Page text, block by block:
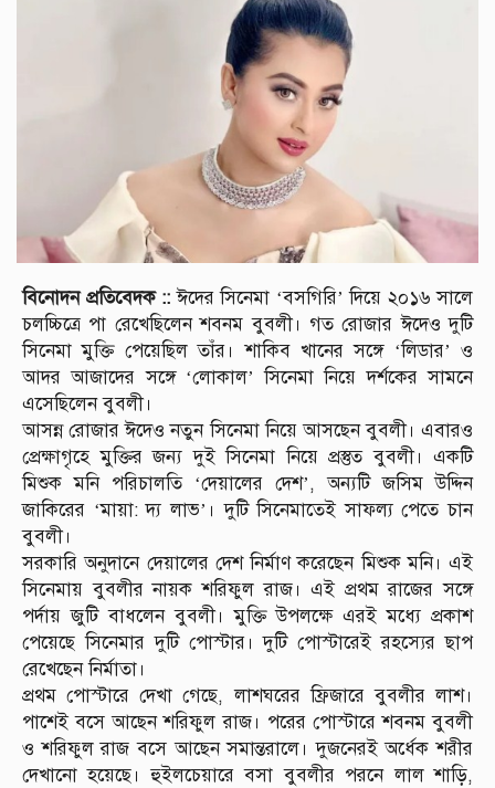
বিনোদন প্রতিবেদক :: ঈদের সিনেমা ‘বসগিরি’ দিয়ে ২০১৬ সালে
চলচ্চিত্রে পা রেখেছিলেন শবনম বুবলী। গত রোজার ঈদেও দুটি
সিনেমা মুক্তি পেয়েছিল তাঁর। শাকিব খানের সঙ্গে ‘লিডার’ ও
আদর আজাদের সঙ্গে ‘লোকাল’ সিনেমা নিয়ে দর্শকের সামনে
এসেছিলেন বুবলী।
আসন্ন রোজার ঈদেও নতুন সিনেমা নিয়ে আসছেন বুবলী। এবারও
প্রেক্ষাগৃহে মুক্তির জন্য দুই সিনেমা নিয়ে প্রস্তুত বুবলী। একটি
মিশুক মনি পরিচালতি ‘দেয়ালের দেশ’, অন্যটি জসিম উদ্দিন
জাকিরের ‘মায়া: দ্য লাভ’। দুটি সিনেমাতেই সাফল্য পেতে চান
বুবলী।
সরকারি অনুদানে দেয়ালের দেশ নির্মাণ করেছেন মিশুক মনি। এই
সিনেমায় বুবলীর নায়ক শরিফুল রাজ। এই প্রথম রাজের সঙ্গে
পর্দায় জুটি বাধলেন বুবলী। মুক্তি উপলক্ষে এরই মধ্যে প্রকাশ
পেয়েছে সিনেমার দুটি পোস্টার। দুটি পোস্টারেই রহস্যের ছাপ
রেখেছেন নির্মাতা।
প্রথম পোস্টারে দেখা গেছে, লাশঘরের ফ্রিজারে বুবলীর লাশ।
পাশেই বসে আছেন শরিফুল রাজ। পরের পোস্টারে শবনম বুবলী
ও শরিফুল রাজ বসে আছেন সমান্তরালে। দুজনেরই অর্ধেক শরীর
দেখানো হয়েছে। হুইলচেয়ারে বসা বুবলীর পরনে লাল শাড়ি,